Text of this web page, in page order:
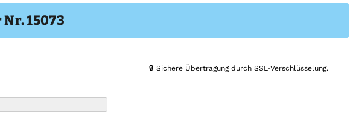
15073
🔒 Sichere Übertragung durch SSL-Verschlüsselung.